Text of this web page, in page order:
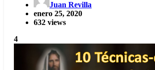
Juan Revilla
enero 25, 2020
632 views
4